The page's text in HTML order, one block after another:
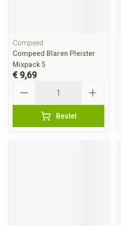
Compeed
Compeed Blaren Pleister
Mixpack 5
€ 9,69
Bestel